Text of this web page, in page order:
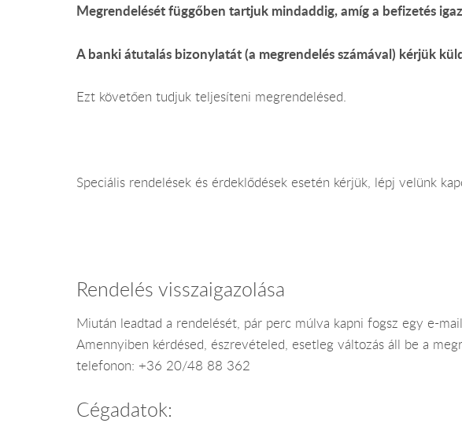
Megrendelését függőben tartjuk mindaddig, amíg a befizetés
A banki átutalás bizonylatát (a megrendelés számával) kérjük
Ezt követően tudjuk teljesíteni megrendelésed.
Speciális rendelések és érdeklődések esetén kérjük, lépj velünk
Rendelés visszaigazolása
Miután leadtad a rendelését, pár perc múlva kapni fogsz egy e-
Amennyiben kérdésed, észrevételed, esetleg változás áll be a
telefonon: +36 20/48 88 362
Cégadatok: